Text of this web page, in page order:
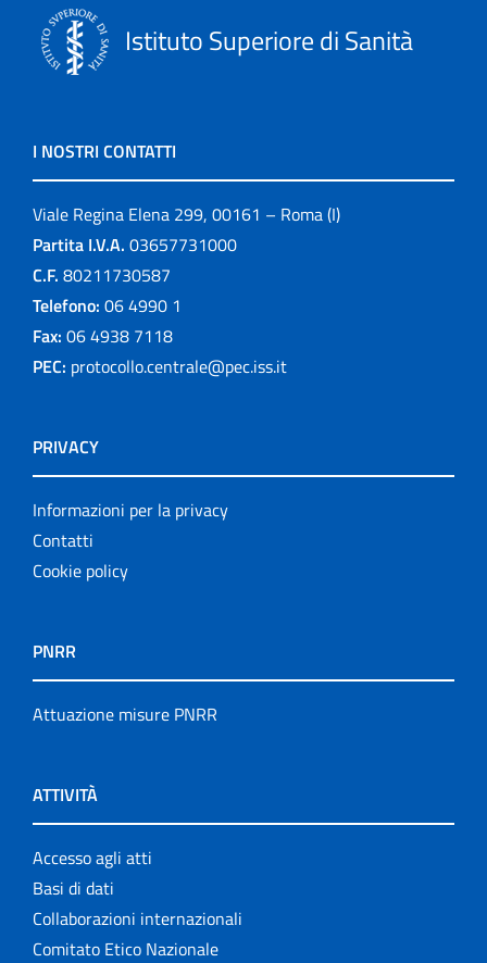
Istituto Superiore di Sanità
I NOSTRI CONTATTI
Viale Regina Elena 299, 00161 – Roma (I)
Partita I.V.A. 03657731000
C.F. 80211730587
Telefono: 06 4990 1
Fax: 06 4938 7118
PEC: protocollo.centrale@pec.iss.it
PRIVACY
Informazioni per la privacy
Contatti
Cookie policy
PNRR
Attuazione misure PNRR
ATTIVITÀ
Accesso agli atti
Basi di dati
Collaborazioni internazionali
Comitato Etico Nazionale